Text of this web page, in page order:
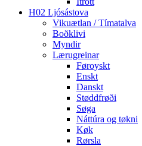
H02 Ljósástova
Vikuætlan / Tímatalva
Boðklivi
Myndir
Lærugreinar
Føroyskt
Enskt
Danskt
Støddfrøði
Søga
Náttúra og tøkni
Køk
Rørsla